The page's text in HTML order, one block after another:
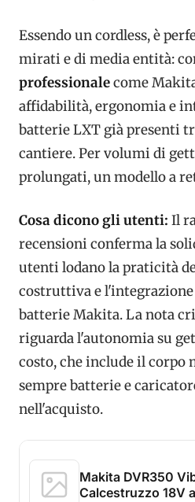
Essendo un cordless, è
mirati e di media entità:
professionalecome
affidabilità, ergonomia e
batterie LXT già presenti
cantiere. Per volumi di
prolungati, un modello a
Cosa dicono gli utenti: Il
recensioni conferma la
utenti lodano la praticità
costruttiva e l'integrazione
batterie Makita. La nota
riguarda l'autonomia su
costo, che include il corpo
sempre batterie e
nell'acquisto.
Makita DVR350
Calcestruzzo 18V